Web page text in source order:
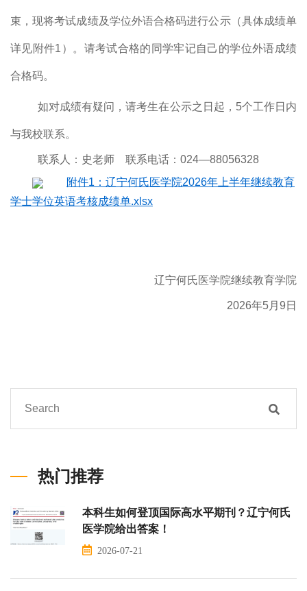
束，现将考试成绩及学位外语合格码进行公示（具体成绩单
详见附件1）。请考试合格的同学牢记自己的学位外语成绩
合格码。
如对成绩有疑问，请考生在公示之日起，5个工作日内
与我校联系。
联系人：史老师 联系电话： 024—88056328
附件1：辽宁何氏医学院2026年上半年继续教育
学士学位英语考核成绩单.xlsx
辽宁何氏医学院继续教育学院
2026年5月9日
热门推荐
本科生如何登顶国际高水平期刊？辽宁何氏
医学院给出答案！
2026-07-21